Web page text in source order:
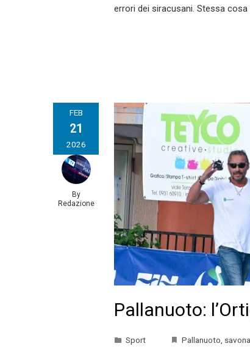
errori dei siracusani. Stessa
FEB
21
2026
By
Redazione
Pallanuoto:
Sport Pallanuoto, savona